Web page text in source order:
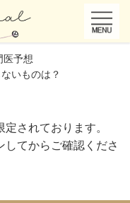
医予想
いものは？
されております。
してからご確認くださ